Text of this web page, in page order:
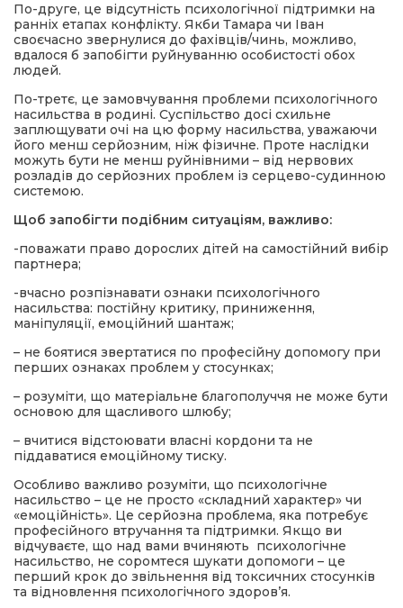
По-друге, це відсутність психологічної підтримки на
ранніх етапах конфлікту. Якби Тамара чи Іван
своєчасно звернулися до фахівців/чинь, можливо,
вдалося б запобігти руйнуванню особистості обох
людей.
По-третє, це замовчування проблеми психологічного
насильства в родині. Суспільство досі схильне
заплющувати очі на цю форму насильства, уважаючи
його менш серйозним, ніж фізичне. Проте наслідки
можуть бути не менш руйнівними – від нервових
розладів до серйозних проблем із серцево-судинною
системою.
Щоб запобігти подібним ситуаціям, важливо:
-поважати право дорослих дітей на самостійний вибір
партнера;
-вчасно розпізнавати ознаки психологічного
насильства: постійну критику, приниження,
маніпуляції, емоційний шантаж;
– не боятися звертатися по професійну допомогу при
перших ознаках проблем у стосунках;
– розуміти, що матеріальне благополуччя не може бути
основою для щасливого шлюбу;
– вчитися відстоювати власні кордони та не
піддаватися емоційному тиску.
Особливо важливо розуміти, що психологічне
насильство – це не просто «складний характер» чи
«емоційність». Це серйозна проблема, яка потребує
професійного втручання та підтримки. Якщо ви
відчуваєте, що над вами вчиняють психологічне
насильство, не соромтеся шукати допомоги – це
перший крок до звільнення від токсичних стосунків
та відновлення психологічного здоров’я.